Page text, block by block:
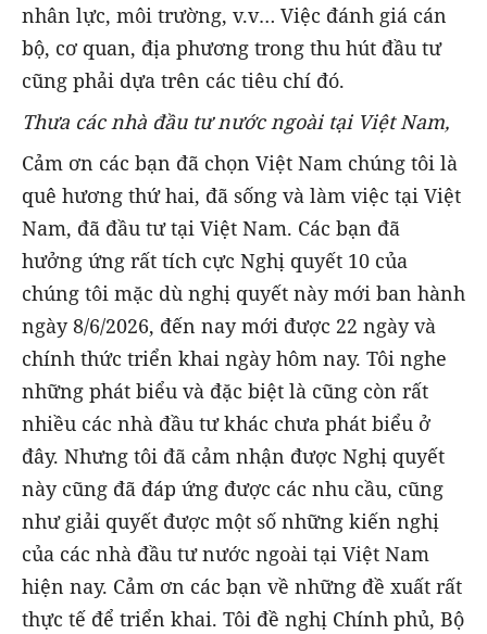
nhân lực, môi trường, v.v… Việc đánh giá cán
bộ, cơ quan, địa phương trong thu hút đầu tư
cũng phải dựa trên các tiêu chí đó.
Thưa các nhà đầu tư nước ngoài tại Việt Nam,
Cảm ơn các bạn đã chọn Việt Nam chúng tôi là
quê hương thứ hai, đã sống và làm việc tại Việt
Nam, đã đầu tư tại Việt Nam. Các bạn đã
hưởng ứng rất tích cực Nghị quyết 10 của
chúng tôi mặc dù nghị quyết này mới ban hành
ngày 8/6/2026, đến nay mới được 22 ngày và
chính thức triển khai ngày hôm nay. Tôi nghe
những phát biểu và đặc biệt là cũng còn rất
nhiều các nhà đầu tư khác chưa phát biểu ở
đây. Nhưng tôi đã cảm nhận được Nghị quyết
này cũng đã đáp ứng được các nhu cầu, cũng
như giải quyết được một số những kiến nghị
của các nhà đầu tư nước ngoài tại Việt Nam
hiện nay. Cảm ơn các bạn về những đề xuất rất
thực tế để triển khai. Tôi đề nghị Chính phủ, Bộ